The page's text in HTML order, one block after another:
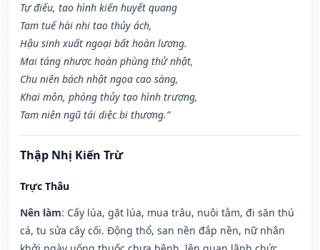
Tự điếu, tao hình kiến huyết quang
Tam tuế hài nhi tao thủy ách,
Hậu sinh xuất ngoại bất hoàn lương.
Mai táng nhược hoàn phùng thử nhật,
Chu niên bách nhật ngọa cao sàng,
Khai môn, phóng thủy tạo hình trượng,
Tam niên ngũ tái diệc bi thương.”
Thập Nhị Kiến Trừ
Trực Thâu
Nên làm: Cấy lúa, gặt lúa, mua trâu, nuôi tằm, đi săn thú
cá, tu sửa cây cối. Động thổ, san nền đắp nền, nữ nhân